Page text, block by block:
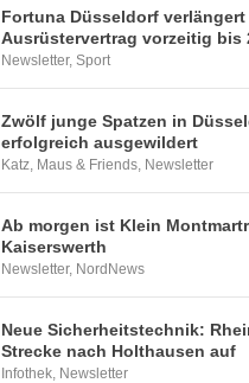
Fortuna Düsseldorf verlängert
Ausrüstervertrag vorzeitig bis
Newsletter,Sport
Zwölf junge Spatzen in
erfolgreich ausgewildert
Katz, Maus & Friends Newsletter
Ab morgen ist Klein
Kaiserswerth
Newsletter, NordNews
Neue Sicherheitstechnik:
Strecke nach Holthausen auf
Infothek Newsletter